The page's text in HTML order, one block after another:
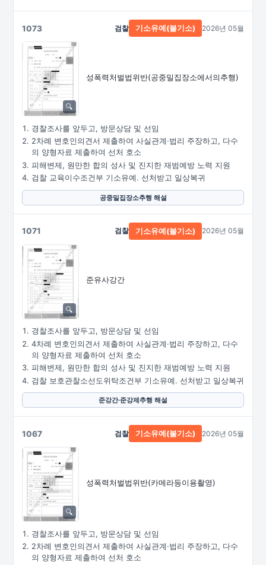
1073
성폭력처벌법위반(공중밀집장소에서의추행)
검찰 기소유예(불기소) 2026년 05월
경찰조사를 앞두고, 방문상담 및 선임
2차례 변호인의견서 제출하여 사실관계·법리 주장하고, 다수
의 양형자료 제출하여 선처 호소
피해변제, 원만한 합의 성사 및 진지한 재범예방 노력 지원
검찰 교육이수조건부 기소유예. 선처받고 일상복귀
공중밀집장소추행 해설
1071
준유사강간
검찰 기소유예(불기소) 2026년 05월
경찰조사를 앞두고, 방문상담 및 선임
4차례 변호인의견서 제출하여 사실관계·법리 주장하고, 다수
의 양형자료 제출하여 선처 호소
피해변제, 원만한 합의 성사 및 진지한 재범예방 노력 지원
검찰 보호관찰소선도위탁조건부 기소유예. 선처받고 일상복귀
준강간·준강제추행 해설
1067
성폭력처벌법위반(카메라등이용촬영)
검찰 기소유예(불기소) 2026년 05월
경찰조사를 앞두고, 방문상담 및 선임
2차례 변호인의견서 제출하여 사실관계·법리 주장하고, 다수
의 양형자료 제출하여 선처 호소